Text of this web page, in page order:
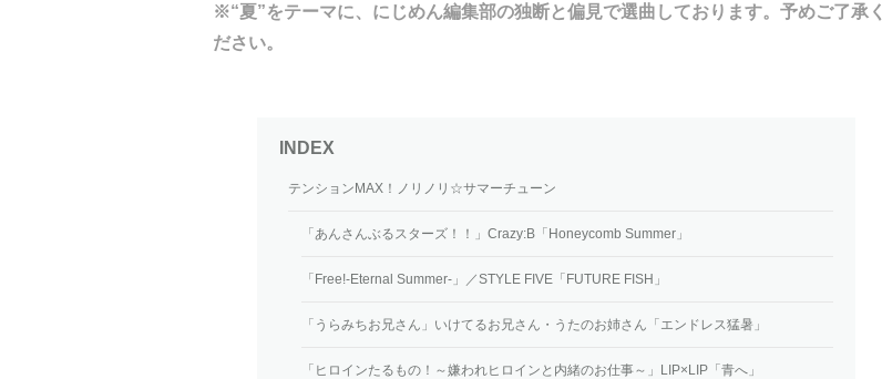
※“夏”をテーマに、にじめん編集部の独断と偏見で選曲しております。予めご了承く
ださい。
テンションMAX！ノリノリ☆サマーチューン
「あんさんぶるスターズ！！」Crazy:B「Honeycomb Summer」
「Free!-Eternal Summer-」／STYLE FIVE「FUTURE FISH」
「うらみちお兄さん」いけてるお兄さん・うたのお姉さん「エンドレス猛暑」
「ヒロインたるもの！～嫌われヒロインと内緒のお仕事～」LIP×LIP「青へ」